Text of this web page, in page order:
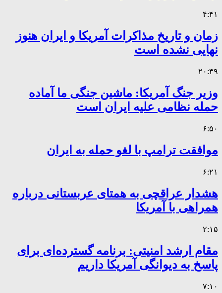
۴:۴۱
زمان و تاریخ مذاکرات آمریکا و ایران هنوز
نهایی نشده است
۲۰:۳۹
وزیر جنگ آمریکا: ماشین جنگی ما آماده
حمله نظامی علیه ایران است
۶:۵۰
موافقت ترامپ با لغو حمله به ایران
۶:۲۱
هشدار عراقچی به همتای عربستانی درباره
همراهی با آمریکا
۲:۱۵
مقام ارشد امنیتی: برنامه گسترده‌ای برای
پاسخ به دیوانگی آمریکا داریم
۷:۱۰